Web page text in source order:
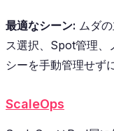
最適なシーン: ムダ
ス選択、Spot管理、
シーを手動管理せず
ScaleOps